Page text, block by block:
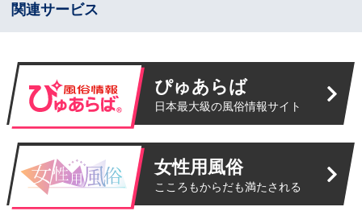
関連サービス
ぴゅあらば
日本最大級の風俗情報サイト
女性用風俗
こころもからだも満たされる